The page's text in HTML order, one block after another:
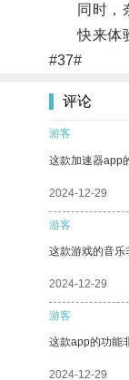
同时，奈
快来体验
#37#
评论
游客
这款加速器app
2024-12-29
游客
这款游戏的音乐
2024-12-29
游客
这款app的功能
2024-12-29